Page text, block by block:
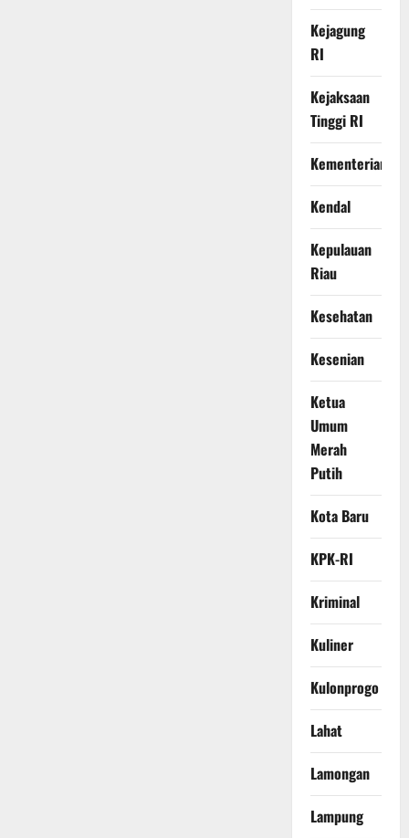
Kejagung
RI
Kejaksaan
Tinggi RI
Kementerian
Kendal
Kepulauan
Riau
Kesehatan
Kesenian
Ketua
Umum
Merah
Putih
Kota Baru
KPK-RI
Kriminal
Kuliner
Kulonprogo
Lahat
Lamongan
Lampung